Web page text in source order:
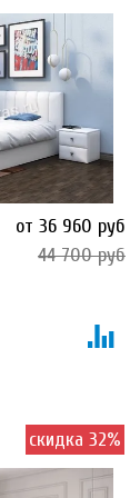
от 36 960 руб
44 700 руб
скидка 32%